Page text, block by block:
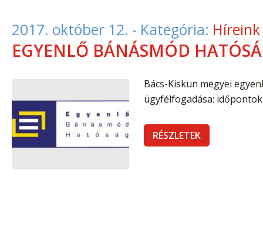
2017. október 12. - Kategória: Híreink
EGYENLŐ BÁNÁSMÓD
Bács-Kiskun megyei
ügyfélfogadása: időpontok
RÉSZLETEK